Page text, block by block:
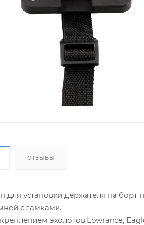
ОТЗЫВЫ
для установки держателя на
с замками.
эхолотов Lowrance,